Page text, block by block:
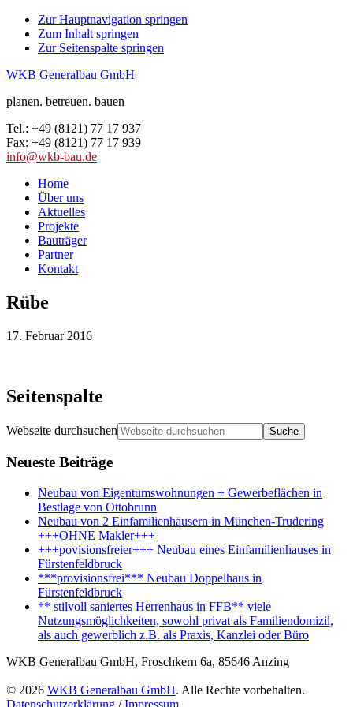
Zur Hauptnavigation springen
Zum Inhalt springen
Zur Seitenspalte springen
WKB Generalbau GmbH
planen. betreuen. bauen
Tel.: +49 (8121) 77 17 937
Fax: +49 (8121) 77 17 939
info@wkb-bau.de
Home
Über uns
Aktuelles
Projekte
Bauträger
Partner
Kontakt
Rübe
17. Februar 2016
Seitenspalte
Webseite durchsuchen
Neueste Beiträge
Neubau von Eigentumswohnungen + Gewerbeflächen in
Bestlage von Ottobrunn
Neubau von 2 Einfamilienhäusern in München-Trudering
+++OHNE Makler+++
+++povisionsfreier+++ Neubau eines Einfamilienhauses in
Fürstenfeldbruck
***provisionsfrei*** Neubau Doppelhaus in
Fürstenfeldbruck
** stilvoll saniertes Herrenhaus in FFB** viele
Nutzungsmöglichkeiten, sowohl privat als Familiendomizil,
als auch gewerblich z.B. als Praxis, Kanzlei oder Büro
WKB Generalbau GmbH, Froschkern 6a, 85646 Anzing
© 2026 WKB Generalbau GmbH. Alle Rechte vorbehalten.
Datenschutzerklärung /Impressum